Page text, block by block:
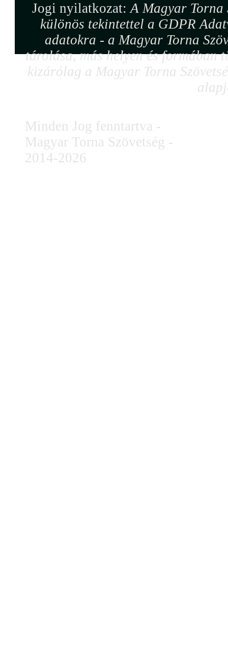
Jogi nyilatkozat:A Magyar Torna
különös tekintettel a GDPR
adatokra - a Magyar Torna
tárolása, más helyen és formában
kizárólag a Magyar Torna
Minden Jog fenntartva -
Magyar Torna Szövetség -
2014-2026